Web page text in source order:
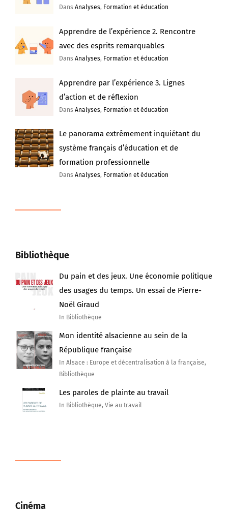
DansAnalyses, Formation et éducation
Apprendre de l’expérience 2. Rencontre
avec des esprits remarquables
DansAnalyses, Formation et éducation
Apprendre par l’expérience 3. Lignes
d’action et de réflexion
DansAnalyses, Formation et éducation
Le panorama extrêmement inquiétant du
système français d’éducation et de
formation professionnelle
DansAnalyses, Formation et éducation
Bibliothèque
Du pain et des jeux. Une économie politique
des usages du temps. Un essai de Pierre-
Noël Giraud
In Bibliothèque
Mon identité alsacienne au sein de la
République française
In Alsace : Europe et décentralisation à la française,
Bibliothèque
Les paroles de plainte au travail
In Bibliothèque, Vie au travail
Cinéma